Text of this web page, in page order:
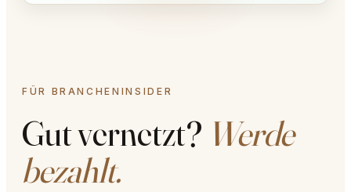
FÜR BRANCHENINSIDER
Gut vernetzt? Werde
bezahlt.